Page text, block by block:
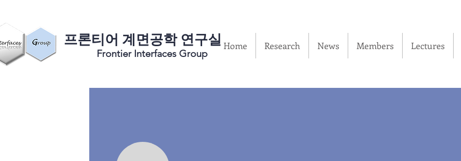
​프론티어 계면공학 연구실
Frontier Interfaces Group
Home Research News Members Lectures